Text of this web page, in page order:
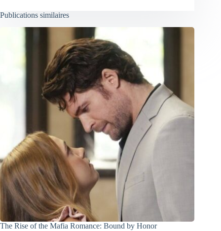
Publications similaires
The Rise of the Mafia Romance: Bound by Honor